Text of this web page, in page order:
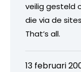
veilig gesteld
die via de
That’s all.
13 februari